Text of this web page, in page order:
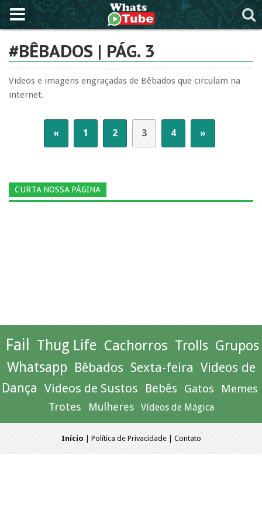
#BÊBADOS | PÁG. 3
Videos e imagens engraçadas de Bêbados que circulam na
internet.
« 1 2 3 4 »
CURTA NOSSA PÁGINA
Fail Thug Life Cachorros Trolls Grupos
Whatsapp Bêbados Sexta-feira Videos de
Dança Videos de Sustos Bebês Gatos Memes
Trotes Mulheres Vídeos de Mágica
Início | Política de Privacidade| Contato